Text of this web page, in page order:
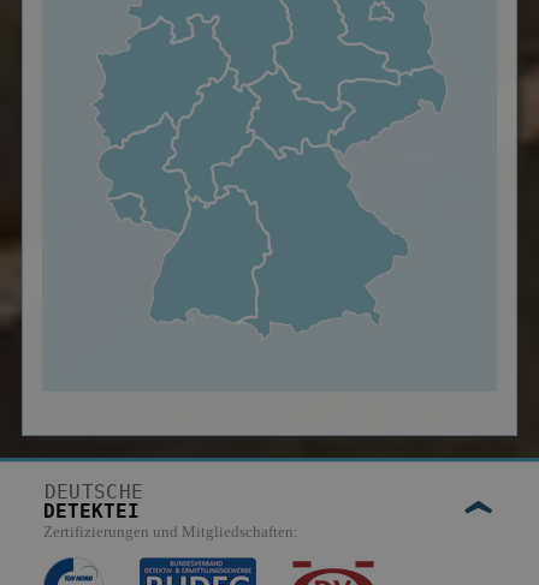
DEUTSCHE
DETEKTEI
Zertifizierungen und Mitgliedschaften: